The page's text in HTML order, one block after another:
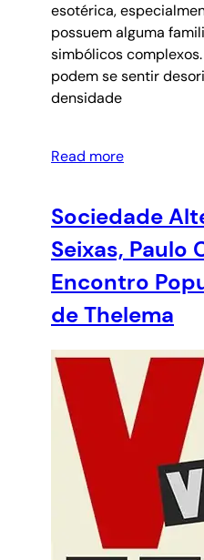
esotérica,
possuem alguma
simbólicos
podem se sentir
densidade
Read more
Sociedade
Seixas, Paulo
Encontro
de Thelema